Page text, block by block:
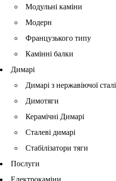
Модульні каміни
Модерн
Французького типу
Камінні балки
Димарі
Димарі з нержавіючої сталі
Димотяги
Керамічні Димарі
Сталеві димарі
Стабілізатори тяги
Послуги
Електрокаміни